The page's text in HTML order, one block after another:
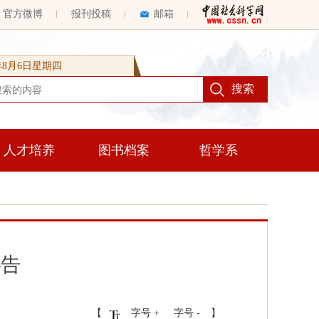
官方微博 报刊投稿 邮箱
8月6日星期四
人才培养 图书档案 哲学系
【 字号 + 字号 - 】